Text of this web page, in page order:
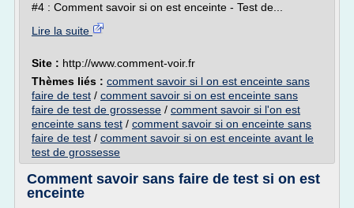
#4 : Comment savoir si on est enceinte - Test de...
Lire la suite
Site : http://www.comment-voir.fr
Thèmes liés : comment savoir si l on est enceinte sans
faire de test / comment savoir si on est enceinte sans
faire de test de grossesse / comment savoir si l'on est
enceinte sans test / comment savoir si on enceinte sans
faire de test / comment savoir si on est enceinte avant le
test de grossesse
Comment savoir sans faire de test si on est
enceinte